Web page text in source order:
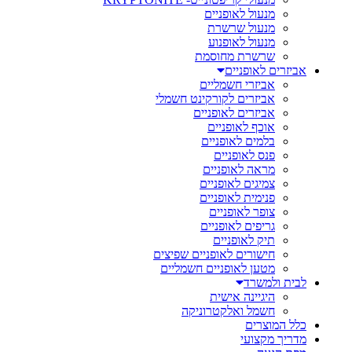
מנעול לאופניים
מנעול שרשרת
מנעול לאופנוע
שרשרת מחוסמת
אביזרים לאופניים
אביזרי חשמליים
אביזרים לקורקינט חשמלי
אביזרים לאופניים
אוכף לאופניים
בלמים לאופניים
פנס לאופניים
מראה לאופניים
צמיגים לאופניים
פנימית לאופניים
צופר לאופניים
גריפים לאופניים
תיק לאופניים
חישורים לאופניים שפיצים
מטען לאופניים חשמליים
לבית ולמשרד
היגיינה אישית
חשמל ואלקטרוניקה
כלל המוצרים
מדריך מקצועי